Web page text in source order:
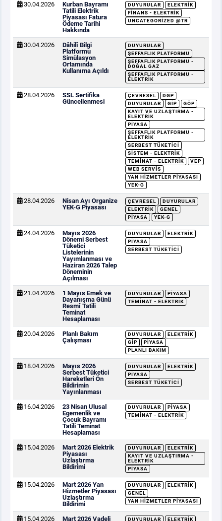
30.04.2026
Kurban Bayramı
Tatili Elektrik
Piyasası Fatura
Ödeme Tarihi
Hakkında
DUYURULAR
ELEKTRIK
FINANS - ELEKTRIK
UNCATEGORIZED @TR
30.04.2026
Dâhilî Bilgi
Platformu
Simülasyon
Ortamında
Kullanıma Açıldı
DUYURULAR
ŞEFFAFLIK PLATFORMU
ŞEFFAFLIK PLATFORMU -
DOĞAL GAZ
ŞEFFAFLIK PLATFORMU -
ELEKTRIK
28.04.2026
SSL Sertifika
Güncellenmesi
ÇEVRESEL
DGP
DUYURULAR
GİP
GÖP
KAYIT VE UZLAŞTIRMA -
ELEKTRIK
PIYASA
ŞEFFAFLIK PLATFORMU -
ELEKTRIK
SERBEST TÜKETICI
SISTEM - ELEKTRIK
TEMINAT - ELEKTRIK
VEP
WEB SERVIS
YAN HIZMETLER PIYASASI
YEK-G
28.04.2026
Nisan Ayı Organize
YEK-G Piyasası
ÇEVRESEL
DUYURULAR
ELEKTRIK
GENEL
PIYASA
YEK-G
24.04.2026
Mayıs 2026
Dönemi Serbest
Tüketici
Listelerinin
Yayımlanması ve
Haziran 2026 Talep
Döneminin
Açılması
DUYURULAR
ELEKTRIK
PIYASA
SERBEST TÜKETICI
21.04.2026
1 Mayıs Emek ve
Dayanışma Günü
Resmî Tatili
Teminat
Hesaplaması
DUYURULAR
PIYASA
TEMINAT - ELEKTRIK
20.04.2026
Planlı Bakım
Çalışması
DUYURULAR
ELEKTRIK
GİP
PIYASA
PLANLI BAKIM
18.04.2026
Mayıs 2026
Serbest Tüketici
Hareketleri Ön
Bildirimin
Yayınlanması
DUYURULAR
ELEKTRIK
PIYASA
SERBEST TÜKETICI
16.04.2026
23 Nisan Ulusal
Egemenlik ve
Çocuk Bayramı
Tatili Teminat
Hesaplaması
DUYURULAR
PIYASA
TEMINAT - ELEKTRIK
15.04.2026
Mart 2026 Elektrik
Piyasası
Uzlaştırma
Bildirimi
DUYURULAR
ELEKTRIK
KAYIT VE UZLAŞTIRMA -
ELEKTRIK
PIYASA
15.04.2026
Mart 2026 Yan
Hizmetler Piyasası
Uzlaştırma
Bildirimi
DUYURULAR
ELEKTRIK
GENEL
YAN HIZMETLER PIYASASI
15.04.2026 Mart 2026 Vadeli DUYURULAR ELEKTRIK